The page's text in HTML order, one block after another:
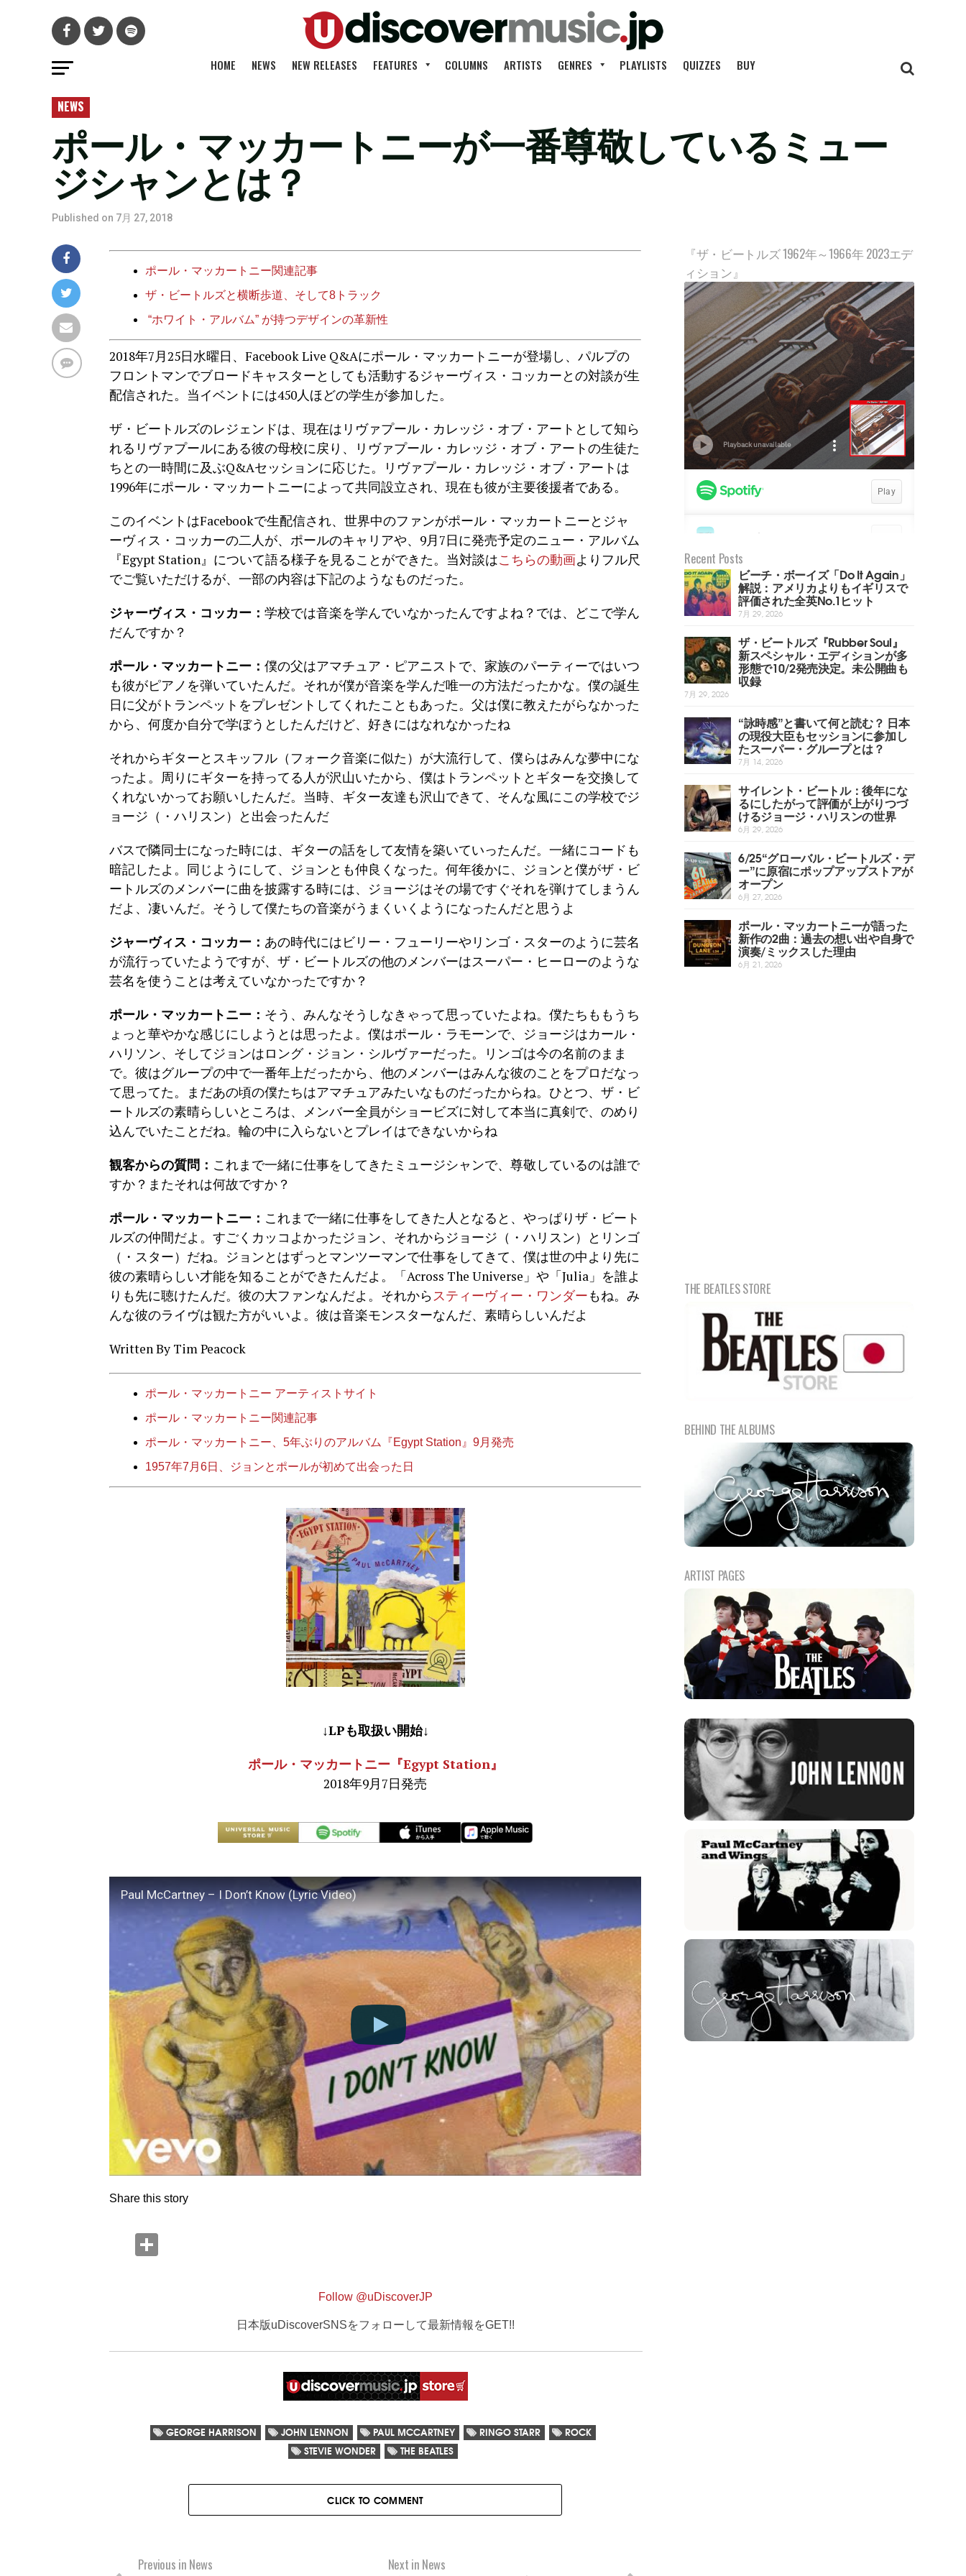
HOME NEWS NEW RELEASES FEATURES COLUMNS ARTISTS GENRES PLAYLISTS QUIZZES BUY
NEWS
ポール・マッカートニーが一番尊敬しているミュー
ジシャンとは？
Published on 7月 27, 2018
ポール・マッカートニー関連記事
ザ・ビートルズと横断歩道、そして8トラック
“ホワイト・アルバム” が持つデザインの革新性
2018年7月25日水曜日、Facebook Live Q&Aにポール・マッカートニーが登場し、パルプの
フロントマンでブロードキャスターとしても活動するジャーヴィス・コッカーとの対談が生
配信された。当イベントには450人ほどの学生が参加した。
ザ・ビートルズのレジェンドは、現在はリヴァプール・カレッジ・オブ・アートとして知ら
れるリヴァプールにある彼の母校に戻り、リヴァプール・カレッジ・オブ・アートの生徒た
ちとの一時間に及ぶQ&Aセッションに応じた。リヴァプール・カレッジ・オブ・アートは
1996年にポール・マッカートニーによって共同設立され、現在も彼が主要後援者である。
このイベントはFacebookで生配信され、世界中のファンがポール・マッカートニーとジャ
ーヴィス・コッカーの二人が、ポールのキャリアや、9月7日に発売予定のニュー・アルバム
『Egypt Station』について語る様子を見ることができた。当対談はこちらの動画よりフル尺
でご覧いただけるが、一部の内容は下記のようなものだった。
ジャーヴィス・コッカー： 学校では音楽を学んでいなかったんですよね？では、どこで学ん
だんですか？
ポール・マッカートニー： 僕の父はアマチュア・ピアニストで、家族のパーティーではいつ
も彼がピアノを弾いていたんだ。それが僕が音楽を学んだ唯一の方法だったかな。僕の誕生
日に父がトランペットをプレゼントしてくれたこともあった。父は僕に教えたがらなかった
から、何度か自分で学ぼうとしたんだけど、好きにはなれなかったね
それからギターとスキッフル（フォーク音楽に似た）が大流行して、僕らはみんな夢中にな
ったよ。周りにギターを持ってる人が沢山いたから、僕はトランペットとギターを交換して
くれないかってお願いしたんだ。当時、ギター友達も沢山できて、そんな風にこの学校でジ
ョージ（・ハリスン）と出会ったんだ
バスで隣同士になった時には、ギターの話をして友情を築いていったんだ。一緒にコードも
暗記したよ。同じようにして、ジョンとも仲良くなった。何年後かに、ジョンと僕がザ・ビ
ートルズのメンバーに曲を披露する時には、ジョージはその場ですぐそれを弾けてしまうん
だよ、凄いんだ。そうして僕たちの音楽がうまくいくようになったんだと思うよ
ジャーヴィス・コッカー： あの時代にはビリー・フューリーやリンゴ・スターのように芸名
が流行っていたようですが、ザ・ビートルズの他のメンバーはスーパー・ヒーローのような
芸名を使うことは考えていなかったですか？
ポール・マッカートニー： そう、みんなそうしなきゃって思っていたよね。僕たちももうち
ょっと華やかな感じにしようとは思ったよ。僕はポール・ラモーンで、ジョージはカール・
ハリソン、そしてジョンはロング・ジョン・シルヴァーだった。リンゴは今の名前のまま
で。彼はグループの中で一番年上だったから、他のメンバーはみんな彼のことをプロだなっ
て思ってた。まだあの頃の僕たちはアマチュアみたいなものだったからね。ひとつ、ザ・ビ
ートルズの素晴らしいところは、メンバー全員がショービズに対して本当に真剣で、のめり
込んでいたことだね。輪の中に入らないとプレイはできないからね
観客からの質問： これまで一緒に仕事をしてきたミュージシャンで、尊敬しているのは誰で
すか？またそれは何故ですか？
ポール・マッカートニー： これまで一緒に仕事をしてきた人となると、やっぱりザ・ビート
ルズの仲間だよ。すごくカッコよかったジョン、それからジョージ（・ハリスン）とリンゴ
（・スター）だね。ジョンとはずっとマンツーマンで仕事をしてきて、僕は世の中より先に
彼の素晴らしい才能を知ることができたんだよ。「Across The Universe」や「Julia」を誰よ
りも先に聴けたんだ。彼の大ファンなんだよ。それからスティーヴィー・ワンダーもね。み
んな彼のライヴは観た方がいいよ。彼は音楽モンスターなんだ、素晴らしいんだよ
Written By Tim Peacock
ポール・マッカートニー アーティストサイト
ポール・マッカートニー関連記事
ポール・マッカートニー、5年ぶりのアルバム『Egypt Station』9月発売
1957年7月6日、ジョンとポールが初めて出会った日
↓LPも取扱い開始↓
ポール・マッカートニー『Egypt Station』
2018年9月7日発売
Paul McCartney – I Don’t Know (Lyric Video)
Share this story
Follow @uDiscoverJP
日本版uDiscoverSNSをフォローして最新情報をGET!!
GEORGE HARRISON JOHN LENNON PAUL MCCARTNEY RINGO STARR
ROCK
STEVIE WONDER
THE BEATLES
CLICK TO COMMENT
Next in News
Previous in News
『ザ・ビートルズ 1962年～1966年 2023エデ
ィション』
Recent Posts
ビーチ・ボーイズ「Do It Again」
解説：アメリカよりもイギリスで
評価された全英No.1ヒット
7月 29, 2026
ザ・ビートルズ『Rubber Soul』
新スペシャル・エディションが多
形態で10/2発売決定。未公開曲も
収録
7月 29, 2026
“詠時感”と書いて何と読む？ 日本
の現役大臣もセッションに参加し
たスーパー・グループとは？
7月 14, 2026
サイレント・ビートル：後年にな
るにしたがって評価が上がりつづ
けるジョージ・ハリスンの世界
6月 29, 2026
6/25“グローバル・ビートルズ・デ
ー”に原宿にポップアップストアが
オープン
6月 27, 2026
ポール・マッカートニーが語った
新作の2曲：過去の想い出や自身で
演奏/ミックスした理由
6月 21, 2026
THE BEATLES STORE
BEHIND THE ALBUMS
ARTIST PAGES